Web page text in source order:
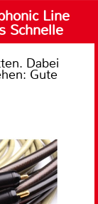
Line
Schnelle
Dabei
Gute